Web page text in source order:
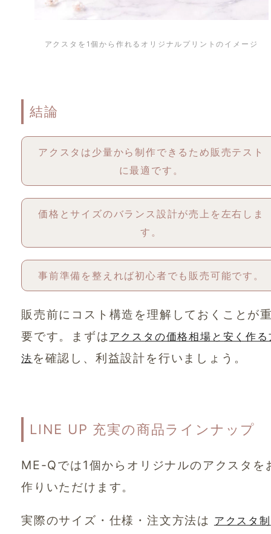
アクスタを1個から作れるオリジナルプリントのイメージ
結論
アクスタは少量から制作できるため販売テスト
に最適です。
価格とサイズのバランス設計が売上を左右しま
す。
事前準備を整えれば初心者でも販売可能です。
販売前にコスト構造を理解しておくことが
要です。まずはアクスタの価格相場と安く作る
法を確認し、利益設計を行いましょう。
LINE UP 充実の商品ラインナップ
ME-Qでは1個からオリジナルのアクスタを
作りいただけます。
実際のサイズ・仕様・注文方法は アクスタ制